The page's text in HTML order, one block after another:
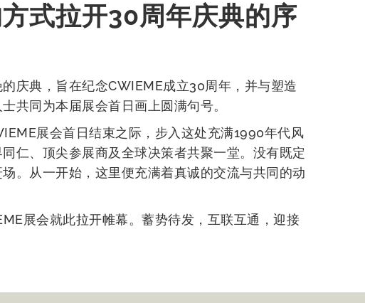
式拉开30周年庆典的序
庆典，旨在纪念CWIEME成立30周年，并与塑造
共同为本届展会首日画上圆满句号。
展会首日结束之际，步入这处充满1990年代风
仁、顶尖参展商及全球决策者共聚一堂。没有既定
。从一开始，这里便充满着真诚的交流与共同的动
展会就此拉开帷幕。蓄势待发，互联互通，迎接